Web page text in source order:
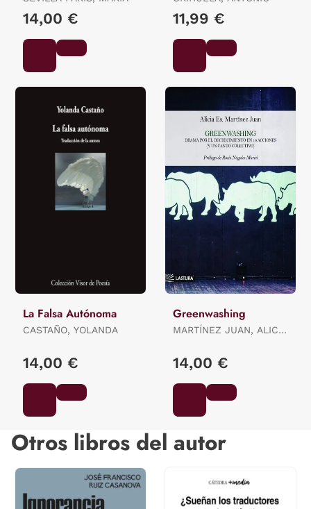
14,00 € 11,99 €
La Falsa Autónoma
CASTAÑO, YOLANDA
14,00 €
Greenwashing
MARTÍNEZ JUAN, ALICIA
14,00 €
Otros libros del autor